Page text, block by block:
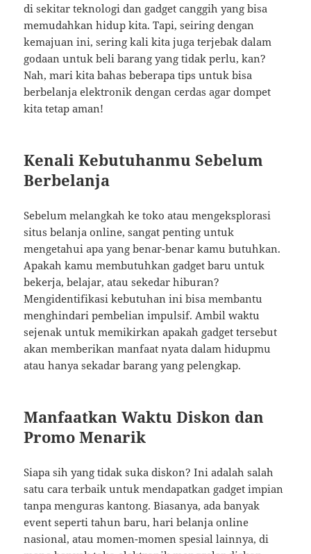
di sekitar teknologi dan gadget canggih yang bisa
memudahkan hidup kita. Tapi, seiring dengan
kemajuan ini, sering kali kita juga terjebak dalam
godaan untuk beli barang yang tidak perlu, kan?
Nah, mari kita bahas beberapa tips untuk bisa
berbelanja elektronik dengan cerdas agar dompet
kita tetap aman!
Kenali Kebutuhanmu Sebelum
Berbelanja
Sebelum melangkah ke toko atau mengeksplorasi
situs belanja online, sangat penting untuk
mengetahui apa yang benar-benar kamu butuhkan.
Apakah kamu membutuhkan gadget baru untuk
bekerja, belajar, atau sekedar hiburan?
Mengidentifikasi kebutuhan ini bisa membantu
menghindari pembelian impulsif. Ambil waktu
sejenak untuk memikirkan apakah gadget tersebut
akan memberikan manfaat nyata dalam hidupmu
atau hanya sekadar barang yang pelengkap.
Manfaatkan Waktu Diskon dan
Promo Menarik
Siapa sih yang tidak suka diskon? Ini adalah salah
satu cara terbaik untuk mendapatkan gadget impian
tanpa menguras kantong. Biasanya, ada banyak
event seperti tahun baru, hari belanja online
nasional, atau momen-momen spesial lainnya, di